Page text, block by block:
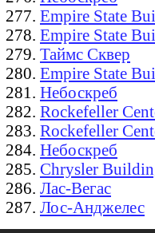
Empire State
Empire State
Таймс Сквер
Empire State
Небоскреб
Rockefeller
Rockefeller
Небоскреб
Chrysler
Лас-Вегас
Лос-Анджелес